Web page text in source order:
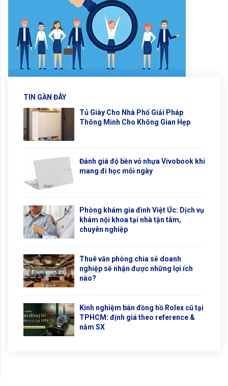
TIN GẦN ĐÂY
Tủ Giày Cho Nhà Phố Giải Pháp
Thông Minh Cho Không Gian Hẹp
Đánh giá độ bền vỏ nhựa Vivobook khi
mang đi học mỗi ngày
Phòng khám gia đình Việt Úc: Dịch vụ
khám nội khoa tại nhà tận tâm,
chuyên nghiệp
Thuê văn phòng chia sẻ doanh
nghiệp sẽ nhận được những lợi ích
nào?
Kinh nghiệm bán đồng hồ Rolex cũ tại
TPHCM: định giá theo reference &
năm SX